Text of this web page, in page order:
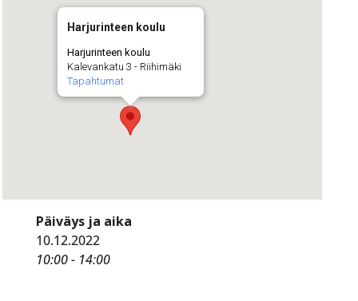
Harjurinteen koulu
Harjurinteen koulu
Kalevankatu 3 - Riihimäki
Tapahtumat
Päiväys ja aika
10.12.2022
10:00 - 14:00